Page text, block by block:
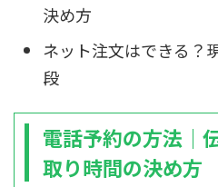
決め方
ネット注文はできる？
段
電話予約の方法｜
取り時間の決め方